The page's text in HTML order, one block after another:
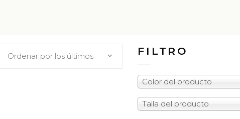
Ordenar por los últimos FILTRO
Color del producto
Talla del producto